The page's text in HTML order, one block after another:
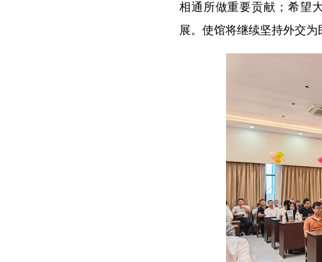
相通所做重要贡献；希望
展。使馆将继续坚持外交为